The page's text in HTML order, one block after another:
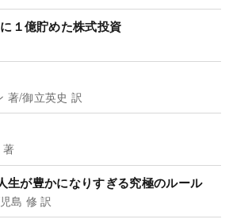
１億貯めた株式投資
著/御立英史 訳
が豊かになりすぎる究極のルール
島 修 訳